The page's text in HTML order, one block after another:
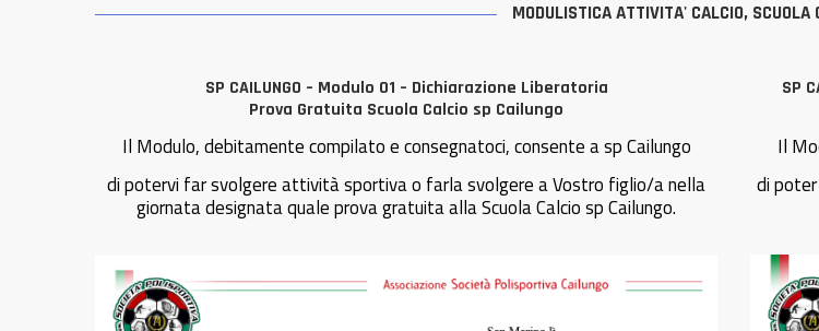
MODULISTICA ATTIVITA' CALCIO, SCUOLA
SP CAILUNGO – Modulo 01 – Dichiarazione Liberatoria
Prova Gratuita Scuola Calcio sp Cailungo
Il Modulo, debitamente compilato e consegnatoci, consente a sp Cailungo
di potervi far svolgere attività sportiva o farla svolgere a Vostro figlio/a nella
giornata designata quale prova gratuita alla Scuola Calcio sp Cailungo.
SP
Il
di